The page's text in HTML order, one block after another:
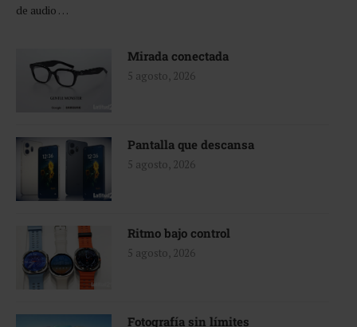
de audio …
Mirada conectada
5 agosto, 2026
Pantalla que descansa
5 agosto, 2026
Ritmo bajo control
5 agosto, 2026
Fotografía sin límites